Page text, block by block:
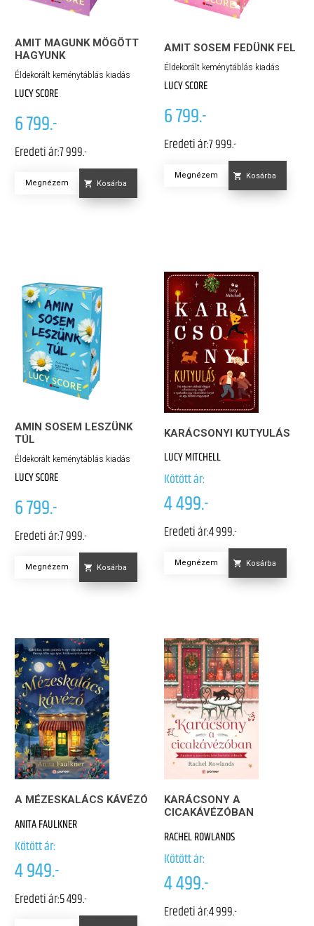
AMIT MAGUNK MÖGÖTT
HAGYUNK
Éldekorált keménytáblás kiadás
LUCY SCORE
6 799.-
Eredeti ár:7 999.-
Megnézem Kosárba
AMIT SOSEM FEDÜNK FEL
Éldekorált keménytáblás kiadás
LUCY SCORE
6 799.-
Eredeti ár:7 999.-
Megnézem Kosárba
AMIN SOSEM LESZÜNK
TÚL
Éldekorált keménytáblás kiadás
LUCY SCORE
6 799.-
Eredeti ár:7 999.-
Megnézem Kosárba
KARÁCSONYI KUTYULÁS
LUCY MITCHELL
Kötött ár:
4 499.-
Eredeti ár:4 999.-
Megnézem Kosárba
A MÉZESKALÁCS KÁVÉZÓ
ANITA FAULKNER
Kötött ár:
4 949.-
Eredeti ár:5 499.-
KARÁCSONY A
CICAKÁVÉZÓBAN
RACHEL ROWLANDS
Kötött ár:
4 499.-
Eredeti ár:4 999.-